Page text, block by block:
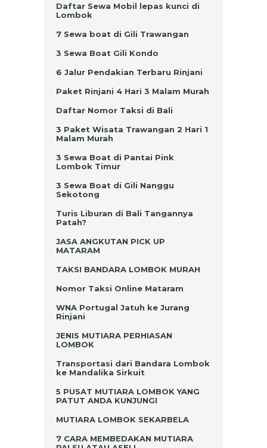
Daftar Sewa Mobil lepas kunci di
Lombok
7 Sewa boat di Gili Trawangan
3 Sewa Boat Gili Kondo
6 Jalur Pendakian Terbaru Rinjani
Paket Rinjani 4 Hari 3 Malam Murah
Daftar Nomor Taksi di Bali
3 Paket Wisata Trawangan 2 Hari 1
Malam Murah
3 Sewa Boat di Pantai Pink
Lombok Timur
3 Sewa Boat di Gili Nanggu
Sekotong
Turis Liburan di Bali Tangannya
Patah?
JASA ANGKUTAN PICK UP
MATARAM
TAKSI BANDARA LOMBOK MURAH
Nomor Taksi Online Mataram
WNA Portugal Jatuh ke Jurang
Rinjani
JENIS MUTIARA PERHIASAN
LOMBOK
Transportasi dari Bandara Lombok
ke Mandalika Sirkuit
5 PUSAT MUTIARA LOMBOK YANG
PATUT ANDA KUNJUNGI
MUTIARA LOMBOK SEKARBELA
7 CARA MEMBEDAKAN MUTIARA